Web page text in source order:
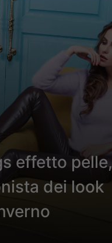
effetto pelle,
dei look